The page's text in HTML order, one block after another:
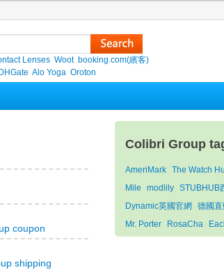
Lenses Woot booking.com(繽客)
DHGate Alo Yoga Oroton
coupon
shipping
Colibri Group
AmeriMark The Watch
Mile
modlily STUBHUB
Dynamic英國官網
德國
Mr. Porter
RosaCha